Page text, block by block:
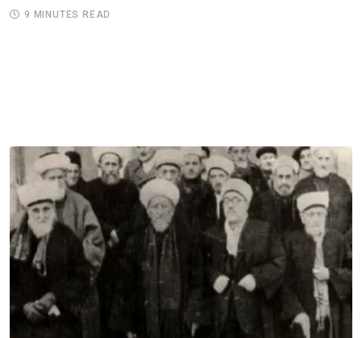
9 MINUTES READ